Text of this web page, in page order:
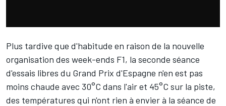
Plus tardive que d'habitude en raison de la nouvelle
organisation des week-ends F1, la seconde séance
d'essais libres du Grand Prix d'Espagne n'en est pas
moins chaude avec 30°C dans l'air et 45°C sur la piste,
des températures qui n'ont rien à envier à la séance de